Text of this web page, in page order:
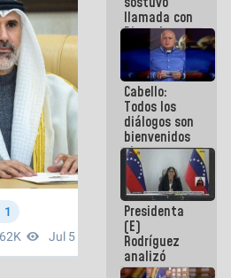
llamada con
Dinorah
Figuera y
acuerdan
primer
encuentro
presencial
para el
diálogo
Cabello:
Todos los
diálogos son
bienvenidos
siempre que
estén en el
marco de la
Constitución
de la
República
Presidenta
(E)
Rodríguez
analizó
junto a